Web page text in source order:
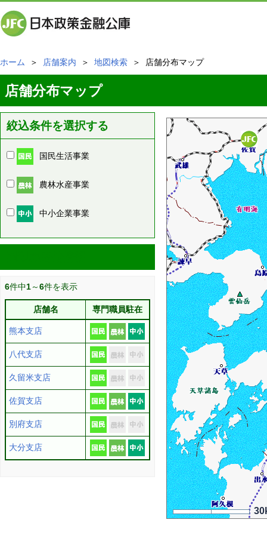
ホーム ＞ 店舗案内 ＞ 地図検索 ＞ 店舗分布マップ
店舗分布マップ
絞込条件を選択する
国民生活事業
農林水産事業
中小企業事業
6件中1～6件を表示
店舗名 専門職員駐在
熊本支店
八代支店
久留米支店
佐賀支店
別府支店
大分支店